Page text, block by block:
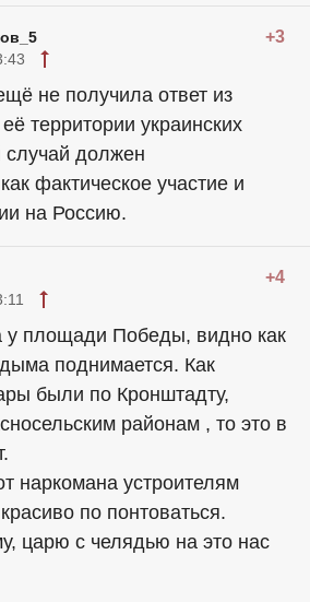
+3
не получила ответ из
территории украинских
должен
фактическое участие и
на Россию.
+4
у площади Победы, видно как
дыма поднимается. Как
были по Кронштадту,
районам , то это в
наркомана устроителям
по понтоваться.
царю с челядью на это нас